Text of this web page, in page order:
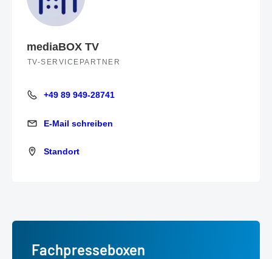
mediaBOX TV
TV-SERVICEPARTNER
+49 89 949-28741
+49 89 949-28741
E-Mail schreiben
E-Mail schreiben
Standort
Standort
Fachpresseboxen